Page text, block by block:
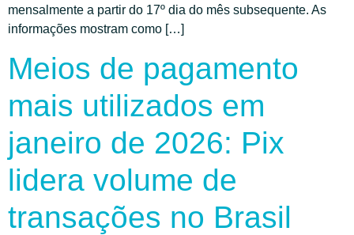
mensalmente a partir do 17º dia do mês subsequente. As
informações mostram como […]
Meios de pagamento
mais utilizados em
janeiro de 2026: Pix
lidera volume de
transações no Brasil